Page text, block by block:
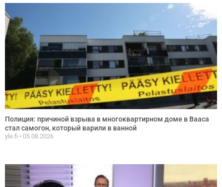
Полиция: причиной взрыва в многоквартирном доме в Вааса
стал самогон, который варили в ванной
yle.fi 05.08.2026